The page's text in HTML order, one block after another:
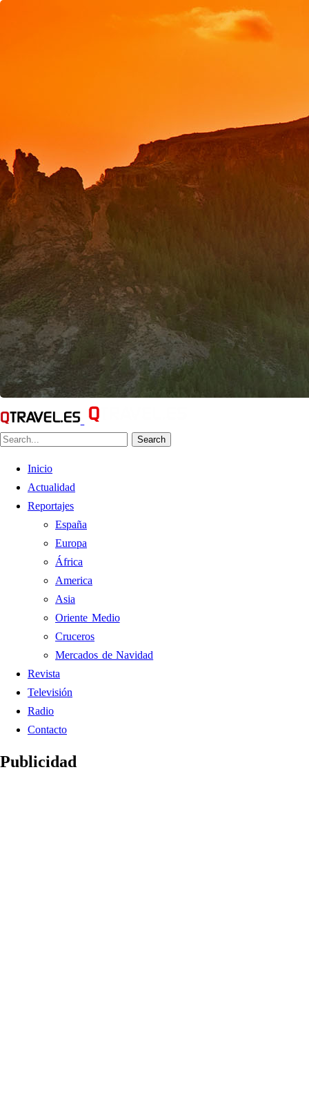
Search
Inicio
Actualidad
Reportajes
España
Europa
África
America
Asia
Oriente Medio
Cruceros
Mercados de Navidad
Revista
Televisión
Radio
Contacto
Publicidad